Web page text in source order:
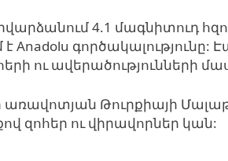
4.1 մագնիտուդ
Anadolu գործակալությունը:
ու ավերածությունների
առավոտյան Թուրքիայի
զոհեր ու վիրավորներ կան: